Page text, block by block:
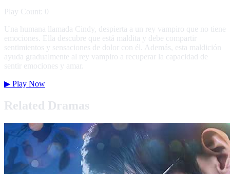
Play Count: 0
Una humana llamada Cindy, despierta a un rey vampiro que no tiene
emociones. Ella descubre que está maldita y debe compartir
sentimientos y sensaciones de dolor con él. Además, esta maldición
ayuda gradualmente al rey vampiro a recuperar la capacidad de
sentir emociones y amar.
▶ Play Now
Related Dramas